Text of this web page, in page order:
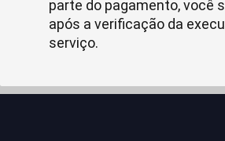
parte do pagamento, você
após a verificação da
serviço.